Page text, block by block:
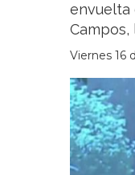
envuelta
Viernes 16